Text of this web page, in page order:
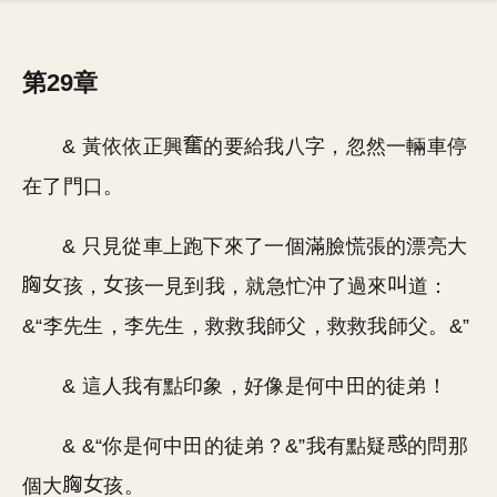
第29章
& 黃依依正興
的要給我八字，忽然一輛車停
在了門口。
& 只見從車上跑下來了一個滿臉慌張的漂亮大
孩，
孩一見到我，就急忙沖了過來
道：
&“李先生，李先生，救救我師父，救救我師父。&”
& 這人我有點印象，好像是何中田的徒弟！
& &“你是何中田的徒弟？&”我有點疑
的問那
個大
孩。